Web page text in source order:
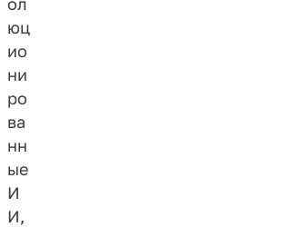
юц
ио
ни
ро
ва
нн
ые
И
И,